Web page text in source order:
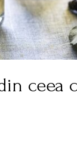
ceea